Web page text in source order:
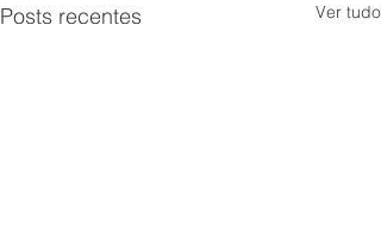
Posts recentes Ver tudo